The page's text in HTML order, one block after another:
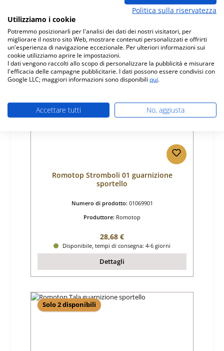
Prezzo normale:
Disponibile, tempi di consegna: 4-6 giorni
Dettagli
Romotop Stromboli 01 guarnizione
sportello
Numero di prodotto: 01069901
Produttore: Romotop
Prezzo normale:
28,68 €
Disponibile, tempi di consegna: 4-6 giorni
Dettagli
Solo 2 disponibili
Politica sulla riservatezza
Utilizziamo i cookie
Potremmo posizionarli per l'analisi dei dati dei nostri visitatori, per
migliorare il nostro sito Web, mostrare contenuti personalizzati e offrirti
un'esperienza di navigazione eccezionale. Per ulteriori informazioni sui
cookie utilizziamo aprire le impostazioni.
I dati vengono raccolti allo scopo di personalizzare la pubblicità e misurare
l'efficacia delle campagne pubblicitarie. I dati possono essere condivisi con
Google LLC; maggiori informazioni sono disponibili qui.
Accettare tutti No, aggiusta